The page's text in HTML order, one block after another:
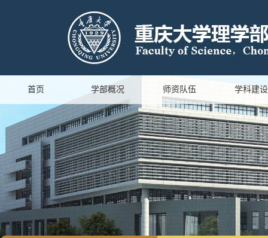
首页 学部概况 师资队伍 学科建设